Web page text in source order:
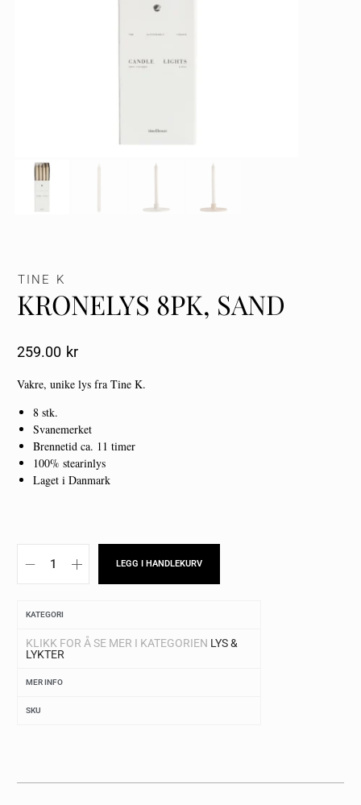
TINE K
KRONELYS 8PK, SAND
259.00 Kr
Vakre, unike lys fra Tine K.
8 stk.
Svanemerket
Brennetid ca. 11 timer
100% stearinlys
Laget i Danmark
LEGG I HANDLEKURV
KATEGORI
KLIKK FOR Å SE MER I KATEGORIEN LYS &
LYKTER
MER INFO
SKU